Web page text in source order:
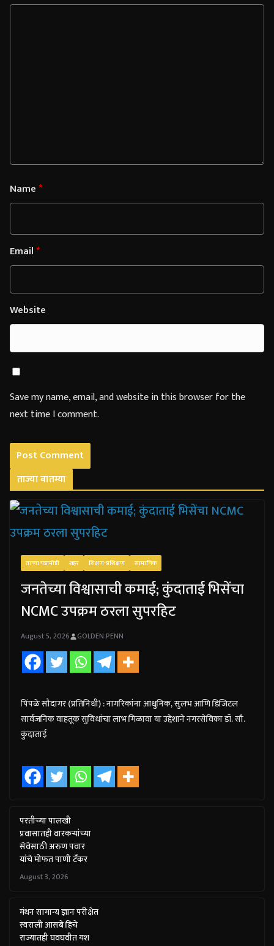
Name*
Email*
Website
Save my name, email, and website in this browser for the
next time I comment.
ताज्या बातम्या
ताज्या घडामोडी शहर शिक्षण-प्रशिक्षण सामाजिक
जनतेच्या विश्वासाची कमाई; कुंदाताई भिसेंचा
NCMC उपक्रम ठरला सुपरहिट
August 5, 2026 GOLDEN PENN
पिंपळे सौदागर (प्रतिनिधी) : नागरिकांना आधुनिक, सुलभ आणि डिजिटल
सार्वजनिक वाहतूक सुविधांचा लाभ मिळावा या उद्देशाने नगरसेविका डॉ. सौ.
कुंदाताई
परतीच्या पालखी
प्रवासातही वारकऱ्यांच्या
सेवेसाठी अरुण पवार
यांचे मोफत पाणी टँकर
August 3, 2026
मंथन सामान्य ज्ञान परीक्षेत
स्वराली आसबे हिचे
राज्यातही घवघवीत यश